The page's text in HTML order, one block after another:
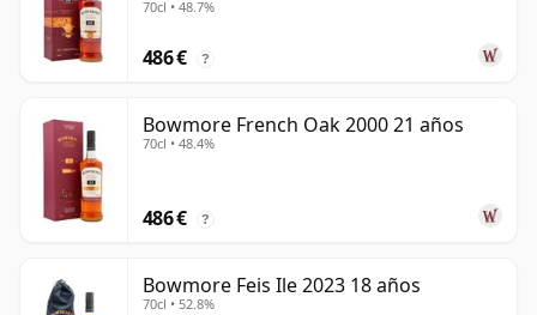
70cl • 48.7%
486 € ?
Bowmore French Oak 2000 21 años
70cl • 48.4%
486 € ?
Bowmore Feis Ile 2023 18 años
70cl • 52.8%